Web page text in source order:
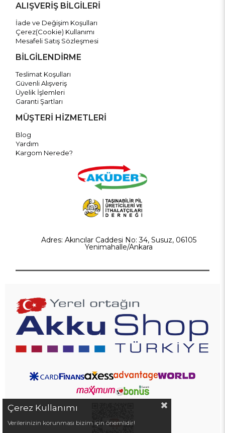
ALIŞVERİŞ BİLGİLERİ
İade ve Değişim Koşulları
Çerez(Cookie) Kullanımı
Mesafeli Satış Sözleşmesi
BİLGİLENDİRME
Teslimat Koşulları
Güvenli Alışveriş
Üyelik İşlemleri
Garanti Şartları
MÜŞTERİ HİZMETLERİ
Blog
Yardım
Kargom Nerede?
Adres: Akıncılar Caddesi No: 34, Susuz, 06105
Yenimahalle/Ankara
Çerez Kullanımı
Verilerinizin korunması bizim için önemlidir!